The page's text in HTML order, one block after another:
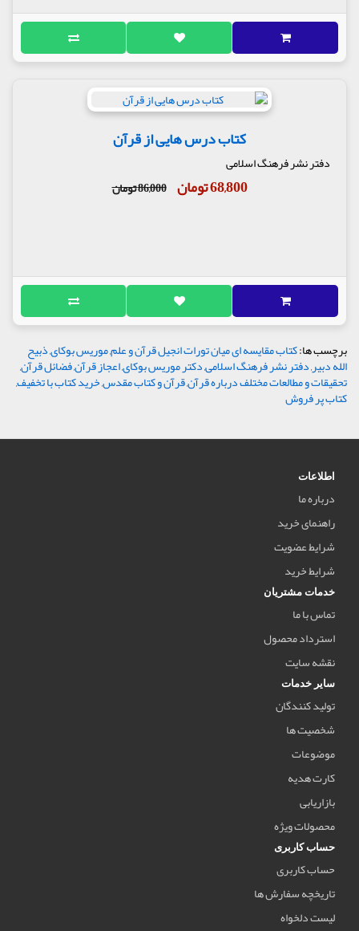
کتاب درس هایی از قرآن
دفتر نشر فرهنگ اسلامی
68,800 تومان 86,000 تومان
برچسب ها:کتاب مقایسه ای میان تورات انجیل قرآن و علم,موریس بوکای,ذبیح
الله دبیر,دفتر نشر فرهنگ اسلامی,دکتر موریس بوکای,اعجاز قرآن,فضائل قرآن,
تحقیقات و مطالعات مختلف درباره قرآن,قرآن و کتاب مقدس,خرید کتاب با تخفیف,
کتاب پر فروش
اطلاعات
درباره ما
راهنمای خرید
شرایط عضویت
شرایط خرید
خدمات مشتریان
تماس با ما
استرداد محصول
نقشه سایت
سایر خدمات
تولید کنندگان
شخصیت ها
موضوعات
کارت هدیه
بازاریابی
محصولات ویژه
حساب کاربری
حساب کاربری
تاریخچه سفارش ها
لیست دلخواه